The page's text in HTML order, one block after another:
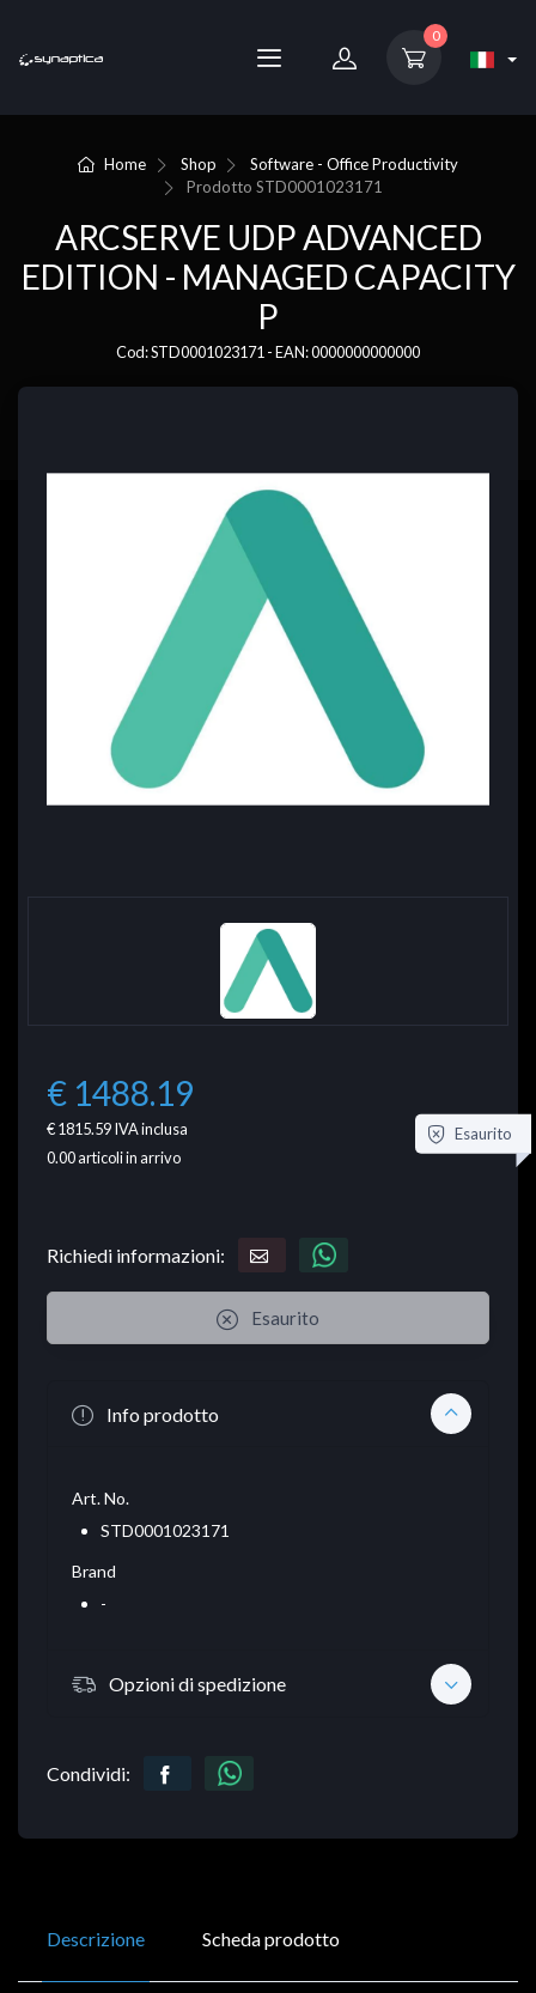
0
Home Shop
Software - Office Productivity
ProdottoSTD0001023171
ARCSERVE UDP ADVANCED
EDITION - MANAGED CAPACITY
P
Cod: STD0001023171 - EAN: 0000000000000
€ 1488.19
€ 1815.59IVA inclusa
0.00articoli in arrivo
Esaurito
Richiedi informazioni:
Esaurito
Info prodotto
Art. No.
STD0001023171
Brand
-
Opzioni di spedizione
Condividi:
Descrizione Scheda prodotto